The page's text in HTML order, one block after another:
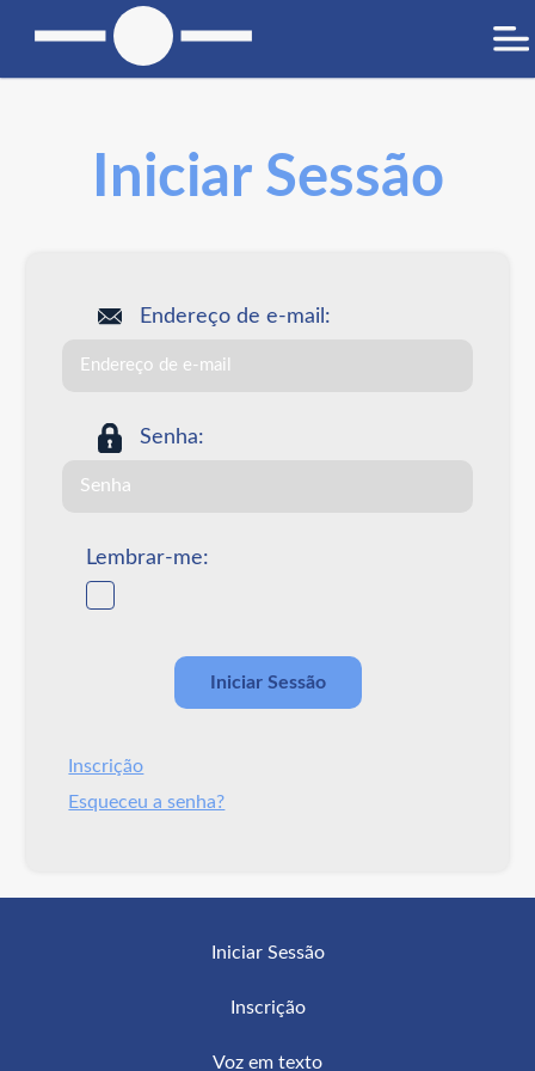
Iniciar Sessão
Endereço de e-mail:
Senha:
Lembrar-me:
Inscrição
Esqueceu a senha?
Iniciar Sessão
Inscrição
Voz em texto